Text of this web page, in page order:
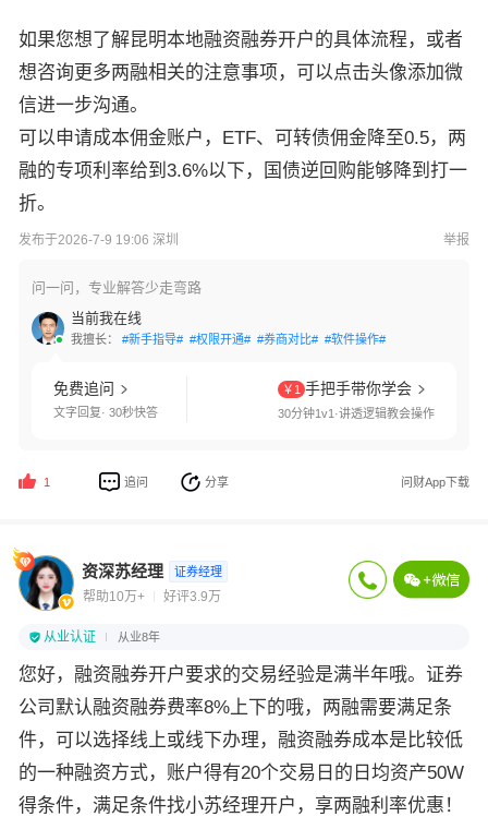
如果您想了解昆明本地融资融券开户的具体流程，或者
想咨询更多两融相关的注意事项，可以点击头像添加微
信进一步沟通。
可以申请成本佣金账户，ETF、可转债佣金降至0.5，两
融的专项利率给到3.6%以下，国债逆回购能够降到打一
折。
发布于2026-7-9 19:06 深圳 举报
问一问，专业解答少走弯路
当前我在线
我擅长： #新手指导# #权限开通# #券商对比# #软件操作#
免费追问
文字回复· 30秒快答
￥1 手把手带你学会
30分钟1v1·讲透逻辑教会操作
1 追问 分享 问财App下载
资深苏经理 证券经理
帮助10万+ 好评3.9万
从业认证 从业8年
您好，融资融券开户要求的交易经验是满半年哦。证券
公司默认融资融券费率8%上下的哦，两融需要满足条
件，可以选择线上或线下办理，融资融券成本是比较低
的一种融资方式，账户得有20个交易日的日均资产50W
得条件，满足条件找小苏经理开户，享两融利率优惠！